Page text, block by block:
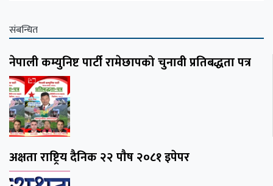
संबन्धित
नेपाली कम्युनिष्ट पार्टी रामेछापको चुनावी प्रतिबद्धता पत्र
अक्षता राष्ट्रिय दैनिक २२ पाैष २०८१ इपेपर